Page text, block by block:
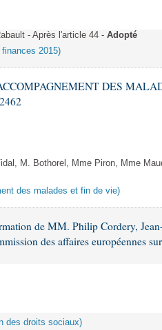
- Après l'article 44 - Adopté
2015)
DES
M. Bothorel, Mme Piron, Mme
des malades et fin de vie)
de MM. Philip Cordery,
des affaires européennes
des droits sociaux)